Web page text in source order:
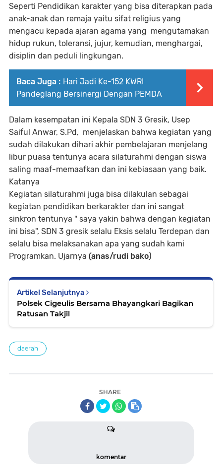
Seperti Pendidikan karakter yang bisa diterapkan pada
anak-anak dan remaja yaitu sifat religius yang
mengacu kepada ajaran agama yang mengutamakan
hidup rukun, toleransi, jujur, kemudian, menghargai,
disiplin dan peduli lingkungan.
Baca Juga : Hari Jadi Ke-152 KWRI
Pandeglang Bersinergi Dengan PEMDA
Dalam kesempatan ini Kepala SDN 3 Gresik, Usep
Saiful Anwar, S.Pd, menjelaskan bahwa kegiatan yang
sudah dilakukan dihari akhir pembelajaran menjelang
libur puasa tentunya acara silaturahmi dengan siswa
saling maaf-memaafkan dan ini kebiasaan yang baik.
Katanya
Kegiatan silaturahmi juga bisa dilakulan sebagai
kegiatan pendidikan berkarakter dan ini sangat
sinkron tentunya " saya yakin bahwa dengan kegiatan
ini bisa", SDN 3 gresik selalu Eksis selalu Terdepan dan
selalu bisa melaksanakan apa yang sudah kami
Programkan. Ujarnya (anas/rudi bako)
Artikel Selanjutnya
Polsek Cigeulis Bersama Bhayangkari Bagikan
Ratusan Takjil
daerah
SHARE
komentar